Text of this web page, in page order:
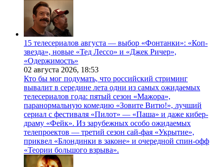
15 телесериалов августа — выбор «Фонтанки»: «Коп-
звезда», новые «Тед Лессо» и «Джек Ричер»,
«Одержимость»
02 августа 2026, 18:53
Кто бы мог подумать, что российский стриминг
вывалит в середине лета одни из самых ожидаемых
телесериалов года: пятый сезон «Мажора»,
паранормальную комедию «Зовите Витю!», лучший
сериал с фестиваля «Пилот» — «Паша» и даже кибер-
драму «Фейк». Из зарубежных особо ожидаемых
телепроектов — третий сезон сай-фая «Укрытие»,
приквел «Блондинки в законе» и очередной спин-офф
«Теории большого взрыва».